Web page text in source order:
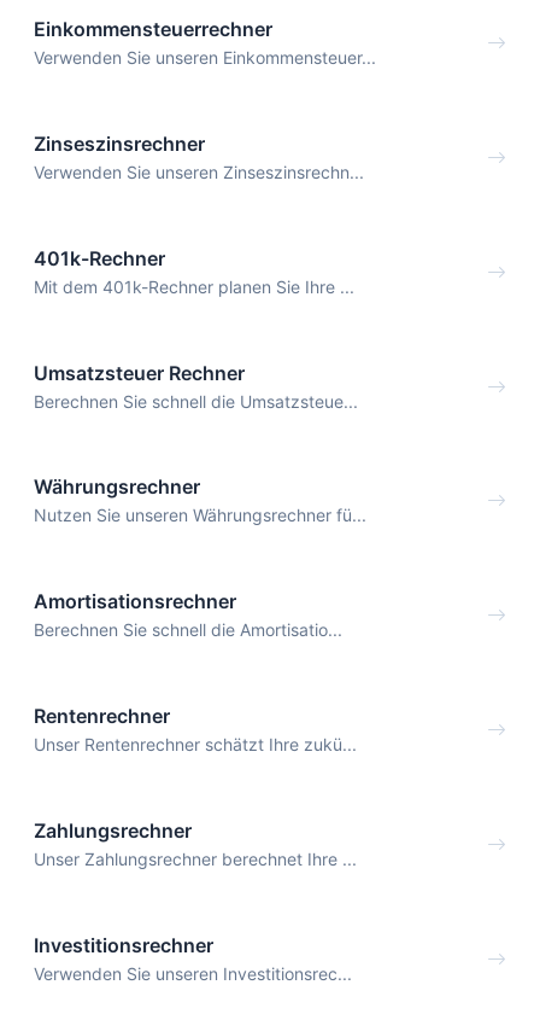
Einkommensteuerrechner
Verwenden Sie unseren Einkommensteuer...
Zinseszinsrechner
Verwenden Sie unseren Zinseszinsrechn...
401k-Rechner
Mit dem 401k-Rechner planen Sie Ihre ...
Umsatzsteuer Rechner
Berechnen Sie schnell die Umsatzsteue...
Währungsrechner
Nutzen Sie unseren Währungsrechner fü...
Amortisationsrechner
Berechnen Sie schnell die Amortisatio...
Rentenrechner
Unser Rentenrechner schätzt Ihre zukü...
Zahlungsrechner
Unser Zahlungsrechner berechnet Ihre ...
Investitionsrechner
Verwenden Sie unseren Investitionsrec...